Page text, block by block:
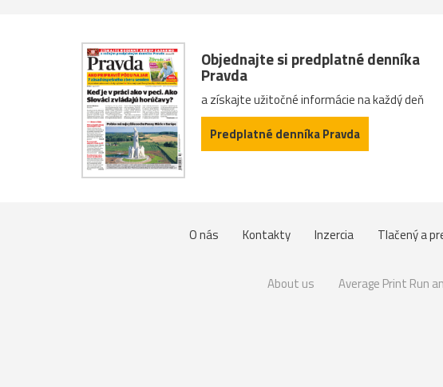
Objednajte si predplatné denníka
Pravda
a získajte užitočné informácie na každý deň
Predplatné denníka Pravda
O nás Kontakty Inzercia Tlačený a
About us Average Print Run